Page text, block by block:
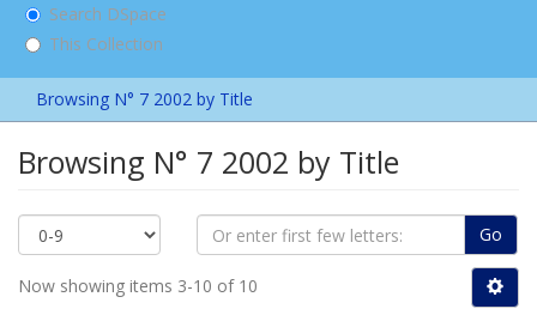
Search DSpace
This Collection
Browsing N° 7 2002 by Title
Browsing N° 7 2002 by Title
Go
Now showing items 3-10 of 10